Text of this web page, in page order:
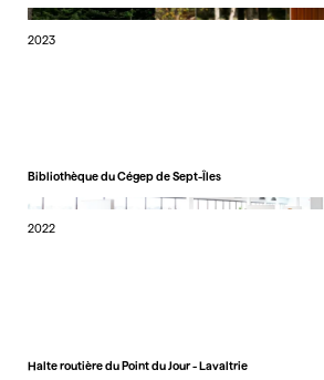
2023
Bibliothèque du Cégep de Sept-Îles
2022
Halte routière du Point du Jour - Lavaltrie